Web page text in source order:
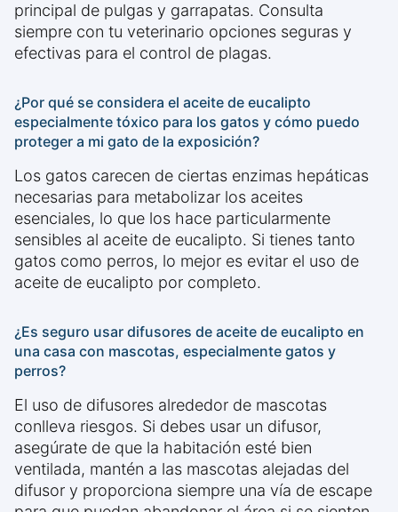
principal de pulgas y garrapatas. Consulta
siempre con tu veterinario opciones seguras y
efectivas para el control de plagas.
¿Por qué se considera el aceite de eucalipto
especialmente tóxico para los gatos y cómo puedo
proteger a mi gato de la exposición?
Los gatos carecen de ciertas enzimas hepáticas
necesarias para metabolizar los aceites
esenciales, lo que los hace particularmente
sensibles al aceite de eucalipto. Si tienes tanto
gatos como perros, lo mejor es evitar el uso de
aceite de eucalipto por completo.
¿Es seguro usar difusores de aceite de eucalipto en
una casa con mascotas, especialmente gatos y
perros?
El uso de difusores alrededor de mascotas
conlleva riesgos. Si debes usar un difusor,
asegúrate de que la habitación esté bien
ventilada, mantén a las mascotas alejadas del
difusor y proporciona siempre una vía de escape